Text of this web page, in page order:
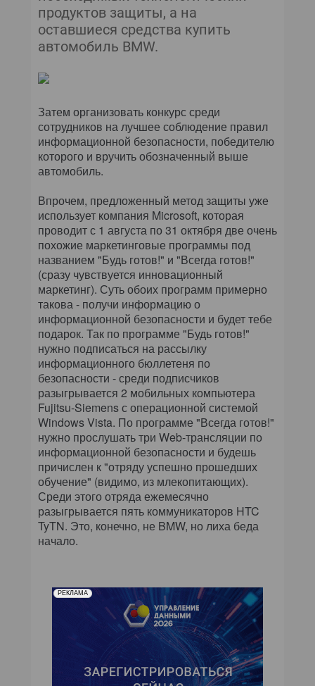
продуктов защиты, а на
оставшиеся средства купить
автомобиль BMW.
Затем организовать конкурс среди
сотрудников на лучшее соблюдение правил
информационной безопасности, победителю
которого и вручить обозначенный выше
автомобиль.
Впрочем, предложенный метод защиты уже
использует компания Microsoft, которая
проводит с 1 августа по 31 октября две очень
похожие маркетинговые программы под
названием "Будь готов!" и "Всегда готов!"
(сразу чувствуется инновационный
маркетинг). Суть обоих программ примерно
такова - получи информацию о
информационной безопасности и будет тебе
подарок. Так по программе "Будь готов!"
нужно подписаться на рассылку
информационного бюллетеня по
безопасности - среди подписчиков
разыгрывается 2 мобильных компьютера
Fujitsu-Siemens с операционной системой
Windows Vista. По программе "Всегда готов!"
нужно прослушать три Web-трансляции по
информационной безопасности и будешь
причислен к "отряду успешно прошедших
обучение" (видимо, из млекопитающих).
Среди этого отряда ежемесячно
разыгрывается пять коммуникаторов HTC
TyTN. Это, конечно, не BMW, но лиха беда
начало.
РЕКЛАМА